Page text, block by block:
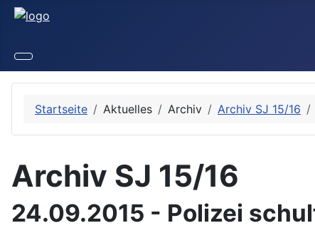
Startseite Aktuelles Archiv Archiv SJ 15/16
Archiv SJ 15/16
24.09.2015 - Polizei